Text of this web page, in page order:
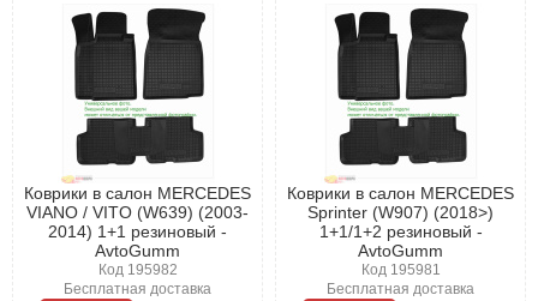
Коврики в салон MERCEDES
VIANO / VITO (W639) (2003-
2014) 1+1 резиновый -
AvtoGumm
Код 195982
Бесплатная доставка
Коврики в салон MERCEDES
Sprinter (W907) (2018>)
1+1/1+2 резиновый -
AvtoGumm
Код 195981
Бесплатная доставка